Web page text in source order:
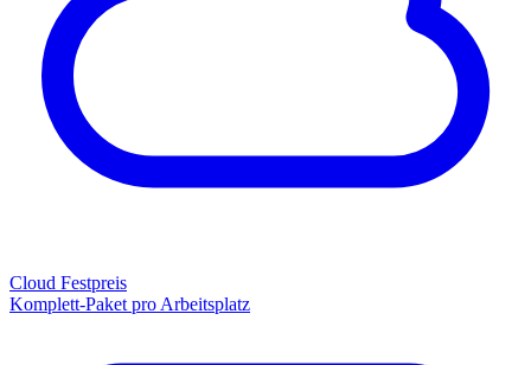
Cloud Festpreis
Komplett-Paket pro Arbeitsplatz